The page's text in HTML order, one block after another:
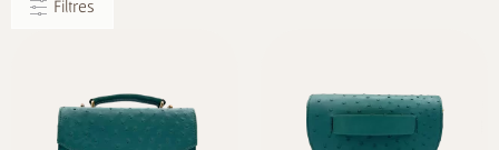
Filtres